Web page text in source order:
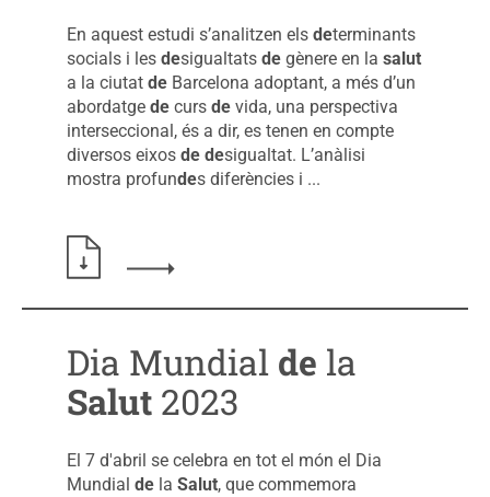
En aquest estudi s’analitzen els determinants
socials i les desigualtats degènere en la salut
a la ciutat deBarcelona adoptant, a més d’un
abordatge decurs devida, una perspectiva
interseccional, és a dir, es tenen en compte
diversos eixos de desigualtat. L’anàlisi
mostra profundes diferències i ...
Llegir més sobre: Desigualtats de gènere en la
Dia Mundial de la
Salut2023
El 7 d'abril se celebra en tot el món el Dia
Mundial dela Salut, que commemora